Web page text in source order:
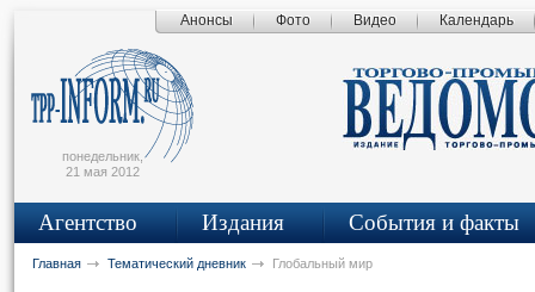
Анонсы Фото Видео Календарь
понедельник,
21 мая 2012
Агентство Издания События и факты
Главная Тематический дневник Глобальный мир